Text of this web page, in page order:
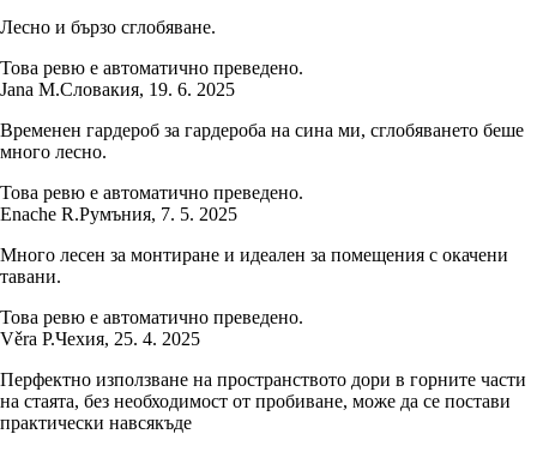
Лесно и бързо сглобяване.
Това ревю е автоматично преведено.
Jana M.Словакия, 19. 6. 2025
Временен гардероб за гардероба на сина ми, сглобяването беше
много лесно.
Това ревю е автоматично преведено.
Enache R.Румъния, 7. 5. 2025
Много лесен за монтиране и идеален за помещения с окачени
тавани.
Това ревю е автоматично преведено.
Věra P.Чехия, 25. 4. 2025
Перфектно използване на пространството дори в горните части
на стаята, без необходимост от пробиване, може да се постави
практически навсякъде